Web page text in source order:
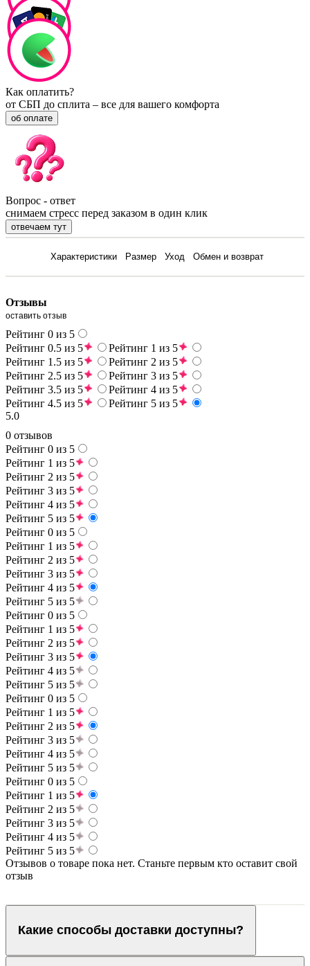
Как оплатить?
от СБП до сплита – все для вашего комфорта
об оплате
Вопрос - ответ
снимаем стресс перед заказом в один клик
отвечаем тут
Характеристики Размер Уход Обмен и возврат
Отзывы
оставить отзыв
Рейтинг 0 из 5
Рейтинг 0.5 из 5
Рейтинг 1 из 5
Рейтинг 1.5 из 5
Рейтинг 2 из 5
Рейтинг 2.5 из 5
Рейтинг 3 из 5
Рейтинг 3.5 из 5
Рейтинг 4 из 5
Рейтинг 4.5 из 5
Рейтинг 5 из 5
5.0
0 отзывов
Рейтинг 0 из 5
Рейтинг 1 из 5
Рейтинг 2 из 5
Рейтинг 3 из 5
Рейтинг 4 из 5
Рейтинг 5 из 5
Рейтинг 0 из 5
Рейтинг 1 из 5
Рейтинг 2 из 5
Рейтинг 3 из 5
Рейтинг 4 из 5
Рейтинг 5 из 5
Рейтинг 0 из 5
Рейтинг 1 из 5
Рейтинг 2 из 5
Рейтинг 3 из 5
Рейтинг 4 из 5
Рейтинг 5 из 5
Рейтинг 0 из 5
Рейтинг 1 из 5
Рейтинг 2 из 5
Рейтинг 3 из 5
Рейтинг 4 из 5
Рейтинг 5 из 5
Рейтинг 0 из 5
Рейтинг 1 из 5
Рейтинг 2 из 5
Рейтинг 3 из 5
Рейтинг 4 из 5
Рейтинг 5 из 5
Отзывов о товаре пока нет. Станьте первым кто оставит свой
отзыв
Какие способы доставки доступны?